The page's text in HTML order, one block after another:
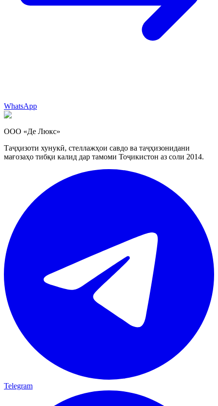
WhatsApp
ООО «Де Люкс»
Таҷҳизоти хунукӣ, стеллажҳои савдо ва таҷҳизонидани
мағозаҳо тибқи калид дар тамоми Тоҷикистон аз соли 2014.
Telegram